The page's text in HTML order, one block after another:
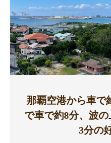
那覇空港から車で
で車で約8分、波
3分の